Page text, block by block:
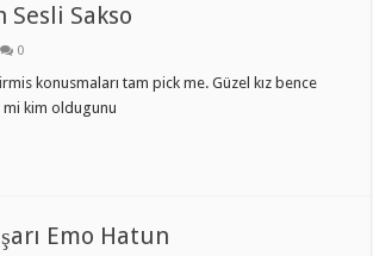
Sesli Sakso
0
konusmaları tam pick me. Güzel kız bence
kim oldugunu
Emo Hatun